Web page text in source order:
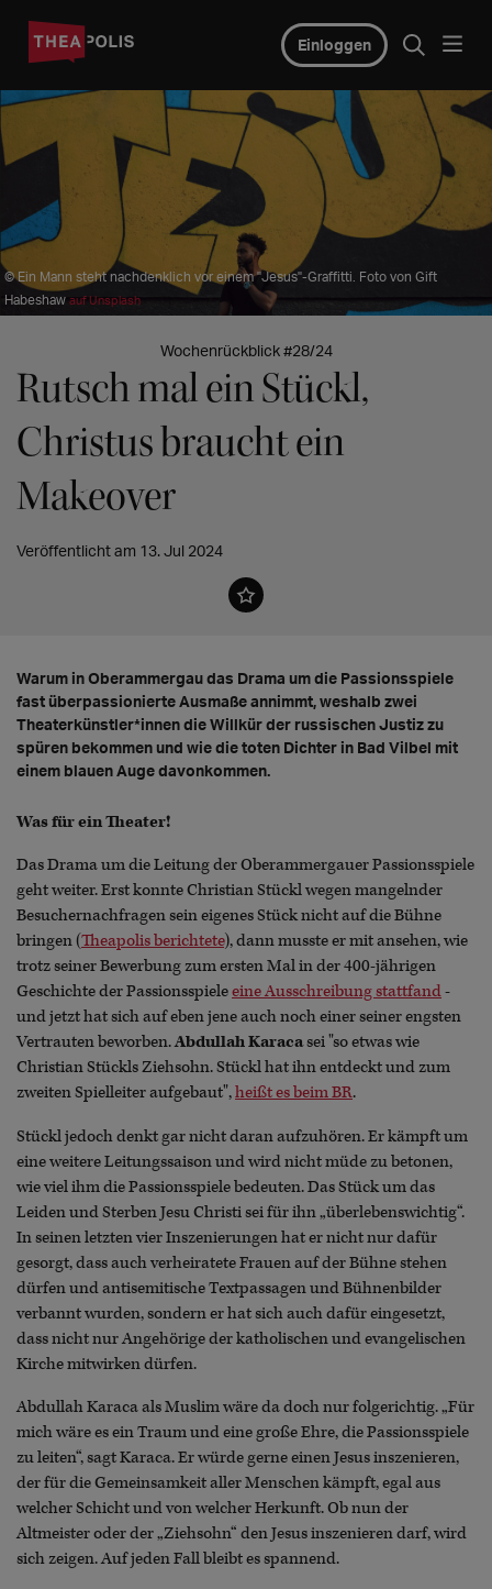
Einloggen
© Ein Mann steht nachdenklich vor einem "Jesus"-Graffitti. Foto von Gift
Habeshaw auf Unsplash
Wochenrückblick #28/24
Rutsch mal ein Stückl,
Christus braucht ein
Makeover
Veröffentlicht am 13. Jul 2024
Warum in Oberammergau das Drama um die Passionsspiele
fast überpassionierte Ausmaße annimmt, weshalb zwei
Theaterkünstler*innen die Willkür der russischen Justiz zu
spüren bekommen und wie die toten Dichter in Bad Vilbel mit
einem blauen Auge davonkommen.
Was für ein Theater!
Das Drama um die Leitung der Oberammergauer Passionsspiele
geht weiter. Erst konnte Christian Stückl wegen mangelnder
Besuchernachfragen sein eigenes Stück nicht auf die Bühne
bringen (Theapolis berichtete), dann musste er mit ansehen, wie
trotz seiner Bewerbung zum ersten Mal in der 400-jährigen
Geschichte der Passionsspieleeine Ausschreibung stattfand-
und jetzt hat sich auf eben jene auch noch einer seiner engsten
Vertrauten beworben.Abdullah Karacasei "so etwas wie
Christian Stückls Ziehsohn. Stückl hat ihn entdeckt und zum
zweiten Spielleiter aufgebaut",heißt es beim BR.
Stückl jedoch denkt gar nicht daran aufzuhören. Er kämpft um
eine weitere Leitungssaison und wird nicht müde zu betonen,
wie viel ihm die Passionsspiele bedeuten. Das Stück um das
Leiden und Sterben Jesu Christi sei für ihn „überlebenswichtig“.
In seinen letzten vier Inszenierungen hat er nicht nur dafür
gesorgt, dass auch verheiratete Frauen auf der Bühne stehen
dürfen und antisemitische Textpassagen und Bühnenbilder
verbannt wurden, sondern er hat sich auch dafür eingesetzt,
dass nicht nur Angehörige der katholischen und evangelischen
Kirche mitwirken dürfen.
Abdullah Karaca als Muslim wäre da doch nur folgerichtig. „Für
mich wäre es ein Traum und eine große Ehre, die Passionsspiele
zu leiten“, sagt Karaca. Er würde gerne einen Jesus inszenieren,
der für die Gemeinsamkeit aller Menschen kämpft, egal aus
welcher Schicht und von welcher Herkunft. Ob nun der
Altmeister oder der „Ziehsohn“ den Jesus inszenieren darf, wird
sich zeigen. Auf jeden Fall bleibt es spannend.